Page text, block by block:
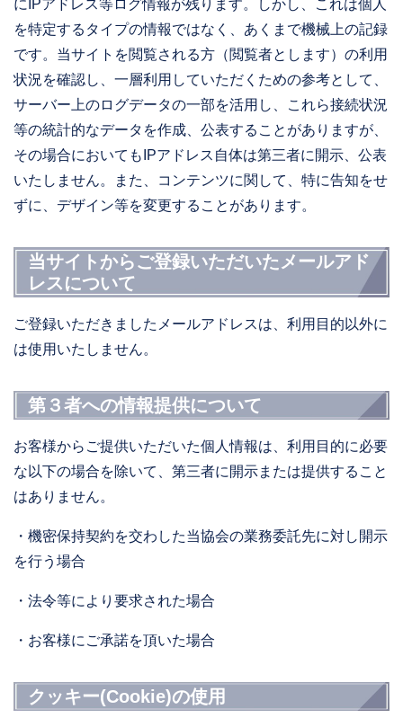
にIPアドレス等ログ情報が残ります。しかし、これは個人
を特定するタイプの情報ではなく、あくまで機械上の記録
です。当サイトを閲覧される方（閲覧者とします）の利用
状況を確認し、一層利用していただくための参考として、
サーバー上のログデータの一部を活用し、これら接続状況
等の統計的なデータを作成、公表することがありますが、
その場合においてもIPアドレス自体は第三者に開示、公表
いたしません。また、コンテンツに関して、特に告知をせ
ずに、デザイン等を変更することがあります。
当サイトからご登録いただいたメールアド
レスについて
ご登録いただきましたメールアドレスは、利用目的以外に
は使用いたしません。
第３者への情報提供について
お客様からご提供いただいた個人情報は、利用目的に必要
な以下の場合を除いて、第三者に開示または提供すること
はありません。
・機密保持契約を交わした当協会の業務委託先に対し開示
を行う場合
・法令等により要求された場合
・お客様にご承諾を頂いた場合
クッキー(Cookie)の使用